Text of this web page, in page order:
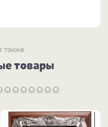
также
товары